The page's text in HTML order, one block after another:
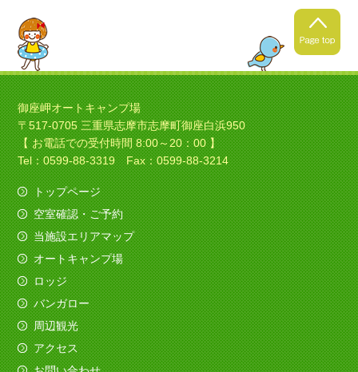
2021年4月24日
春キャンプの季節ですね！
暖かくなってきましたね！春
キャンプにいい季節ですね！
2021年4月4日
ソロキャンプの季節ですね！
今日は素敵なバイクのお客様がみえました、寒さ
も吹き飛ばしてくれました。
（すべてを赤色でコーディネイト！いいですね
～）
2020年12月11日
御座岬オートキャンプ場
〒517-0705 三重県志摩市志摩町御座白浜950
【 お電話での受付時間 8:00～20：00 】
Tel：0599-88-3319 Fax：0599-88-3214
トップページ
空室確認・ご予約
当施設エリアマップ
オートキャンプ場
ロッジ
バンガロー
周辺観光
アクセス